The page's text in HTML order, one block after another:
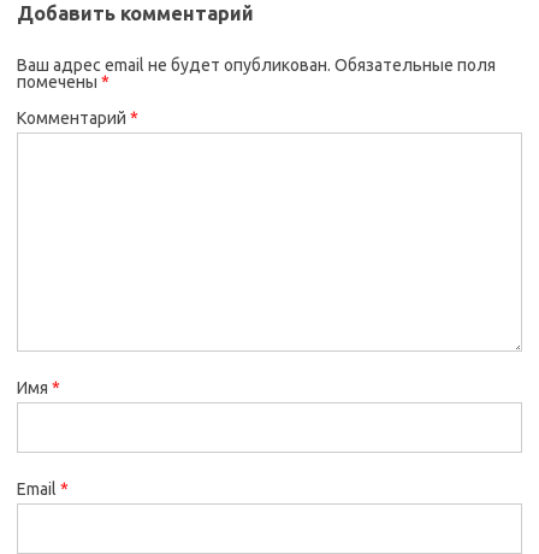
Добавить комментарий
Ваш адрес email не будет опубликован. Обязательные поля
помечены *
Комментарий *
Имя *
Email *